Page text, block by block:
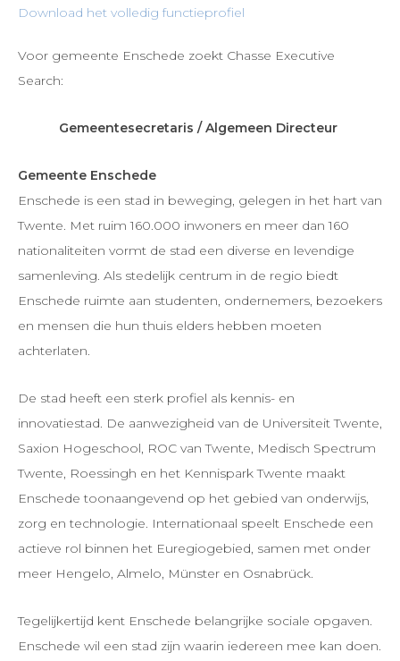
Download het volledig functieprofiel
Voor gemeente Enschede zoekt Chasse Executive
Search:
Gemeentesecretaris / Algemeen Directeur
Gemeente Enschede
Enschede is een stad in beweging, gelegen in het hart van
Twente. Met ruim 160.000 inwoners en meer dan 160
nationaliteiten vormt de stad een diverse en levendige
samenleving. Als stedelijk centrum in de regio biedt
Enschede ruimte aan studenten, ondernemers, bezoekers
en mensen die hun thuis elders hebben moeten
achterlaten.
De stad heeft een sterk profiel als kennis- en
innovatiestad. De aanwezigheid van de Universiteit Twente,
Saxion Hogeschool, ROC van Twente, Medisch Spectrum
Twente, Roessingh en het Kennispark Twente maakt
Enschede toonaangevend op het gebied van onderwijs,
zorg en technologie. Internationaal speelt Enschede een
actieve rol binnen het Euregiogebied, samen met onder
meer Hengelo, Almelo, Münster en Osnabrück.
Tegelijkertijd kent Enschede belangrijke sociale opgaven.
Enschede wil een stad zijn waarin iedereen mee kan doen.